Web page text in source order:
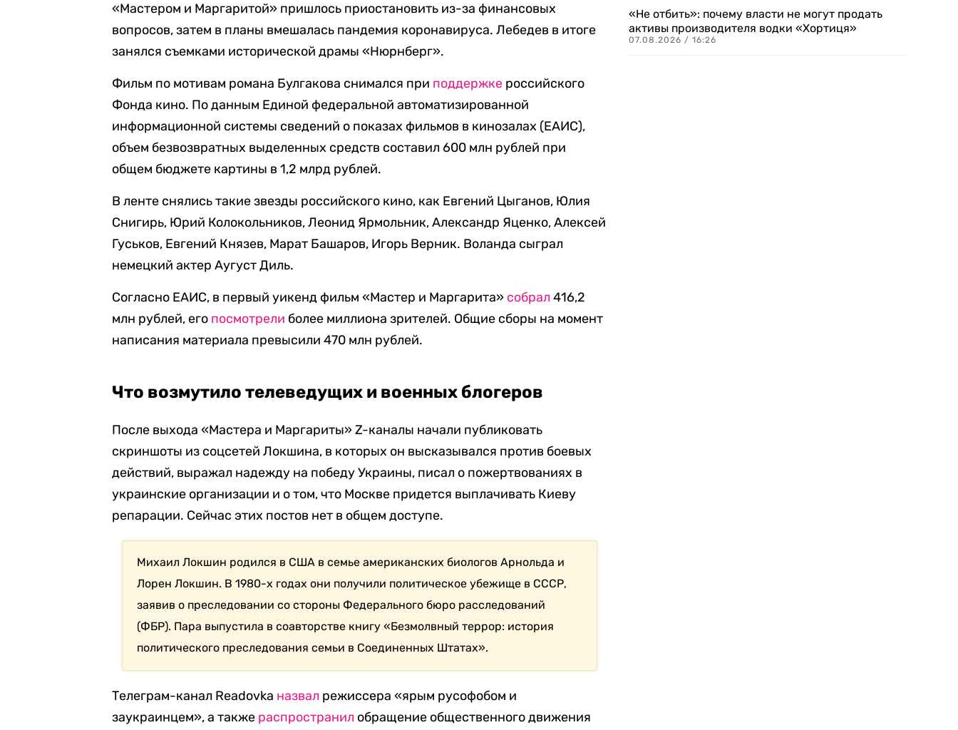
«Мастером и Маргаритой» пришлось приостановить из-за финансовых
вопросов, затем в планы вмешалась пандемия коронавируса. Лебедев в итоге
занялся съемками исторической драмы «Нюрнберг».
Фильм по мотивам романа Булгакова снимался при поддержке российского
Фонда кино. По данным Единой федеральной автоматизированной
информационной системы сведений о показах фильмов в кинозалах (ЕАИС),
объем безвозвратных выделенных средств составил 600 млн рублей при
общем бюджете картины в 1,2 млрд рублей.
В ленте снялись такие звезды российского кино, как Евгений Цыганов, Юлия
Снигирь, Юрий Колокольников, Леонид Ярмольник, Александр Яценко, Алексей
Гуськов, Евгений Князев, Марат Башаров, Игорь Верник. Воланда сыграл
немецкий актер Аугуст Диль.
Согласно ЕАИС, в первый уикенд фильм «Мастер и Маргарита» собрал 416,2
млн рублей, его посмотрели более миллиона зрителей. Общие сборы на момент
написания материала превысили 470 млн рублей.
Что возмутило телеведущих и военных блогеров
После выхода «Мастера и Маргариты» Z-каналы начали публиковать
скриншоты из соцсетей Локшина, в которых он высказывался против боевых
действий, выражал надежду на победу Украины, писал о пожертвованиях в
украинские организации и о том, что Москве придется выплачивать Киеву
репарации. Сейчас этих постов нет в общем доступе.
Михаил Локшин родился в США в семье американских биологов Арнольда и
Лорен Локшин. В 1980-х годах они получили политическое убежище в СССР,
заявив о преследовании со стороны Федерального бюро расследований
(ФБР). Пара выпустила в соавторстве книгу «Безмолвный террор: история
политического преследования семьи в Соединенных Штатах».
Телеграм-канал Readovka назвал режиссера «ярым русофобом и
заукраинцем», а также распространил обращение общественного движения
«Не отбить»: почему власти не могут продать
активы производителя водки «Хортиця»
07.08.2026 / 16:26